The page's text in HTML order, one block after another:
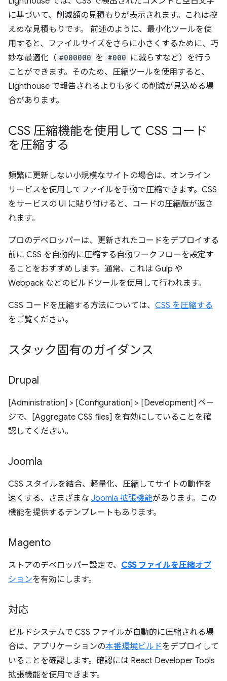
に基づいて、削減額の見積もりが表示されます。これは控
えめな見積もりです。 前述のように、最小化ツールを使
用すると、ファイルサイズをさらに小さくするために、巧
妙な最適化（ #000000 を #000 に減らすなど）を行う
ことができます。そのため、圧縮ツールを使用すると、
Lighthouse で報告されるよりも多くの削減が見込める場
合があります。
CSS 圧縮機能を使用して CSS コード
を圧縮する
頻繁に更新しない小規模なサイトの場合は、オンライン
サービスを使用してファイルを手動で圧縮できます。CSS
をサービスの UI に貼り付けると、コードの圧縮版が返さ
れます。
プロのデベロッパーは、更新されたコードをデプロイする
前に CSS を自動的に圧縮する自動ワークフローを設定す
ることをおすすめします。通常、これは Gulp や
Webpack などのビルドツールを使用して行われます。
CSS コードを圧縮する方法については、 CSS を圧縮する
をご覧ください。
スタック固有のガイダンス
Drupal
[Administration] > [Configuration] > [Development] ペー
ジで、[Aggregate CSS files] を有効にしていることを確
認してください。
Joomla
CSS スタイルを結合、軽量化、圧縮してサイトの動作を
速くする、さまざまな Joomla 拡張機能があります。この
機能を提供するテンプレートもあります。
Magento
ストアのデベロッパー設定で、 CSS ファイルを圧縮オプ
ションを有効にします。
対応
ビルドシステムで CSS ファイルが自動的に圧縮される場
合は、アプリケーションの本番環境ビルドをデプロイして
いることを確認します。確認には React Developer Tools
拡張機能を使用できます。